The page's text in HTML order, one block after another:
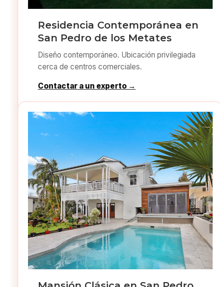
Residencia Contemporánea en
San Pedro de los Metates
Diseño contemporáneo. Ubicación privilegiada
cerca de centros comerciales.
Contactar a un experto →